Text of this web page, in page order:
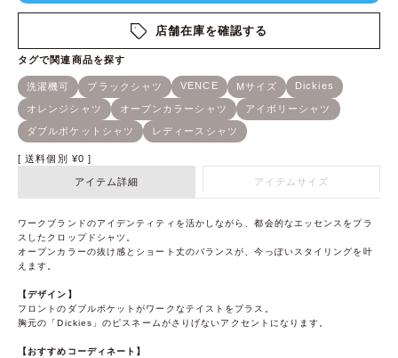
店舗在庫を確認する
送料個別 ¥0
アイテム詳細 アイテムサイズ
ワークブランドのアイデンティティを活かしながら、都会的なエッセンスをプラ
スしたクロップドシャツ。
オープンカラーの抜け感とショート丈のバランスが、今っぽいスタイリングを叶
えます。
【デザイン】
フロントのダブルポケットがワークなテイストをプラス。
胸元の「Dickies」のピスネームがさりげないアクセントになります。
【おすすめコーディネート】